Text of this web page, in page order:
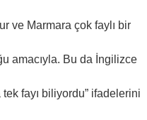
ve Marmara çok faylı bir
amacıyla. Bu da İngilizce
fayı biliyordu” ifadelerini